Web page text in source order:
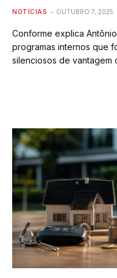
NOTÍCIAS OUTUBRO 7, 2025
Conforme explica
programas internos que
silenciosos de vantagem